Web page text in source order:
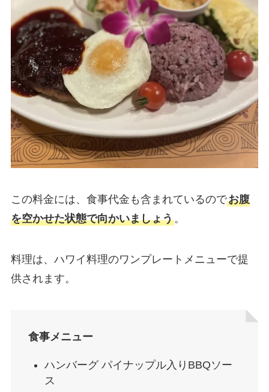
この料金には、食事代金も含まれているのでお腹
を空かせた状態で向かいましょう。
料理は、ハワイ料理のワンプレートメニューで提
供されます。
食事メニュー
ハンバーグ パイナップル入りBBQソー
ス